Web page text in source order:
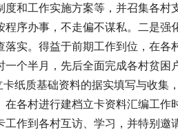
和工作实施方案等，并召集各
序办事，不走偏不谋私。二是
实。得益于前期工作到位，在
个半月，先后全面完成各村贫
纸质基础资料的据实填写与收集
各村进行建档立卡资料汇编工
作到各村互访、学习，并特别邀